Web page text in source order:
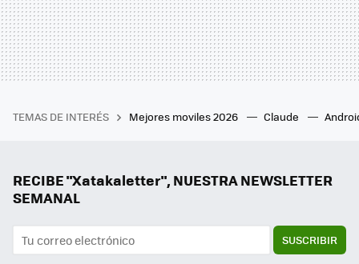
TEMAS DE INTERÉS Mejores moviles 2026 Claude
RECIBE "Xatakaletter", NUESTRA NEWSLETTER
SEMANAL
SUSCRIBIR